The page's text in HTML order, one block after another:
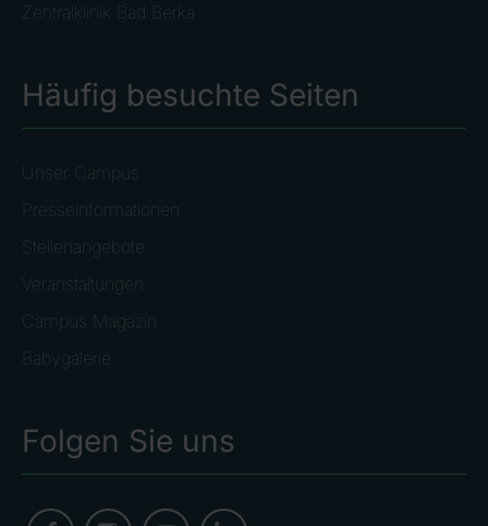
Zentralklinik Bad Berka
Häufig besuchte Seiten
Unser Campus
Presseinformationen
Stellenangebote
Veranstaltungen
Campus Magazin
Babygalerie
Folgen Sie uns